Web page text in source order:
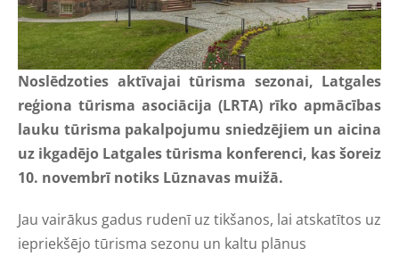
Noslēdzoties aktīvajai tūrisma sezonai, Latgales
reģiona tūrisma asociācija (LRTA) rīko apmācības
lauku tūrisma pakalpojumu sniedzējiem un aicina
uz ikgadējo Latgales tūrisma konferenci, kas šoreiz
10. novembrī notiks Lūznavas muižā.
Jau vairākus gadus rudenī uz tikšanos, lai atskatītos uz
iepriekšējo tūrisma sezonu un kaltu plānus